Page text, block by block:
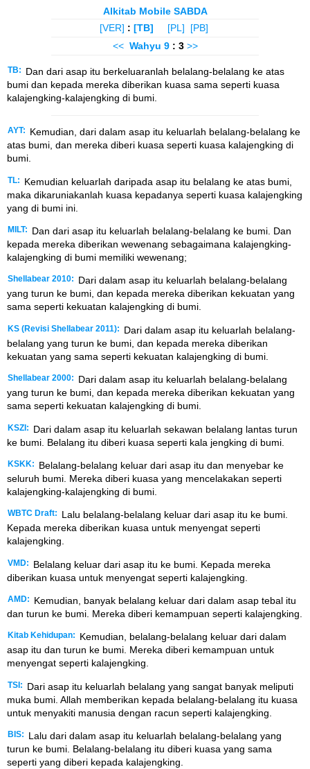
Alkitab Mobile SABDA
[VER] : [TB] [PL]
[PB]
<< Wahyu 9 : 3 >>
TB:
Dan dari asap itu berkeluaranlah belalang-belalang ke atas
bumi dan kepada mereka diberikan kuasa sama seperti kuasa
kalajengking-kalajengking di bumi.
AYT:
Kemudian, dari dalam asap itu keluarlah belalang-belalang ke
atas bumi, dan mereka diberi kuasa seperti kuasa kalajengking di
bumi.
TL:
Kemudian keluarlah daripada asap itu belalang ke atas bumi,
maka dikaruniakanlah kuasa kepadanya seperti kuasa kalajengking
yang di bumi ini.
MILT:
Dan dari asap itu keluarlah belalang-belalang ke bumi. Dan
kepada mereka diberikan wewenang sebagaimana kalajengking-
kalajengking di bumi memiliki wewenang;
Shellabear 2010:
Dari dalam asap itu keluarlah belalang-belalang
yang turun ke bumi, dan kepada mereka diberikan kekuatan yang
sama seperti kekuatan kalajengking di bumi.
KS (Revisi Shellabear 2011):
Dari dalam asap itu keluarlah belalang-
belalang yang turun ke bumi, dan kepada mereka diberikan
kekuatan yang sama seperti kekuatan kalajengking di bumi.
Shellabear 2000:
Dari dalam asap itu keluarlah belalang-belalang
yang turun ke bumi, dan kepada mereka diberikan kekuatan yang
sama seperti kekuatan kalajengking di bumi.
KSZI:
Dari dalam asap itu keluarlah sekawan belalang lantas turun
ke bumi. Belalang itu diberi kuasa seperti kala jengking di bumi.
KSKK:
Belalang-belalang keluar dari asap itu dan menyebar ke
seluruh bumi. Mereka diberi kuasa yang mencelakakan seperti
kalajengking-kalajengking di bumi.
WBTC Draft:
Lalu belalang-belalang keluar dari asap itu ke bumi.
Kepada mereka diberikan kuasa untuk menyengat seperti
kalajengking.
VMD:
Belalang keluar dari asap itu ke bumi. Kepada mereka
diberikan kuasa untuk menyengat seperti kalajengking.
AMD:
Kemudian, banyak belalang keluar dari dalam asap tebal itu
dan turun ke bumi. Mereka diberi kemampuan seperti kalajengking.
Kitab Kehidupan:
Kemudian, belalang-belalang keluar dari dalam
asap itu dan turun ke bumi. Mereka diberi kemampuan untuk
menyengat seperti kalajengking.
TSI:
Dari asap itu keluarlah belalang yang sangat banyak meliputi
muka bumi. Allah memberikan kepada belalang-belalang itu kuasa
untuk menyakiti manusia dengan racun seperti kalajengking.
BIS:
Lalu dari dalam asap itu keluarlah belalang-belalang yang
turun ke bumi. Belalang-belalang itu diberi kuasa yang sama
seperti yang diberi kepada kalajengking.